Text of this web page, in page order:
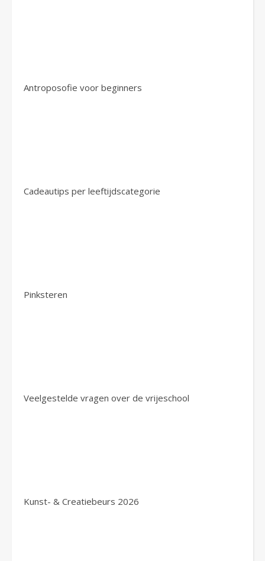
Antroposofie voor beginners
Cadeautips per leeftijdscategorie
Pinksteren
Veelgestelde vragen over de vrijeschool
Kunst- & Creatiebeurs 2026